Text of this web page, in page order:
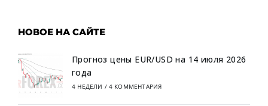
НОВОЕ НА САЙТЕ
Прогноз цены EUR/USD на 14 июля 2026
года
4 НЕДЕЛИ / 4 КОММЕНТАРИЯ